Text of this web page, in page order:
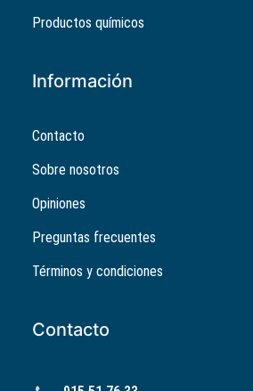
Productos químicos
Información
Contacto
Sobre nosotros
Opiniones
Preguntas frecuentes
Términos y condiciones
Contacto